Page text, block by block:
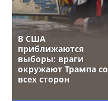
В США
приближаются
выборы: враги
окружают Трампа со
всех сторон